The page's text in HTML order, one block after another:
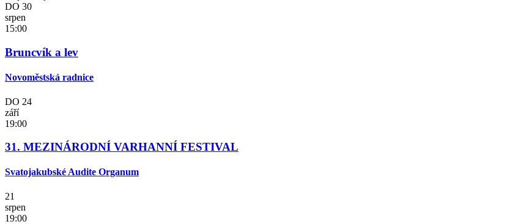
DO 30
srpen
15:00
Bruncvík a lev
Novoměstská radnice
DO 24
září
19:00
31. MEZINÁRODNÍ VARHANNÍ FESTIVAL
Svatojakubské Audite Organum
21
srpen
19:00